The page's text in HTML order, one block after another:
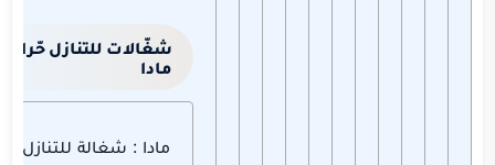
شغّالات للتنازل حّراج
مادا
مادا : شغالة للتنازل